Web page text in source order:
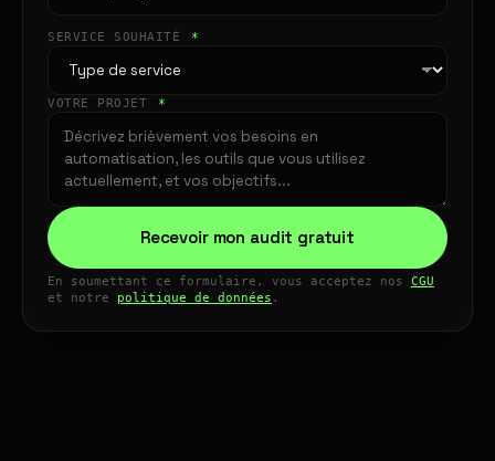
SERVICE SOUHAITÉ *
VOTRE PROJET *
Recevoir mon audit gratuit
En soumettant ce formulaire, vous acceptez nos CGU
et notre politique de données .